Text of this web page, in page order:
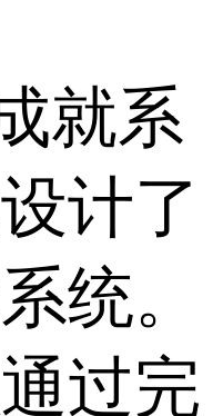
就系
计了
统。
过完